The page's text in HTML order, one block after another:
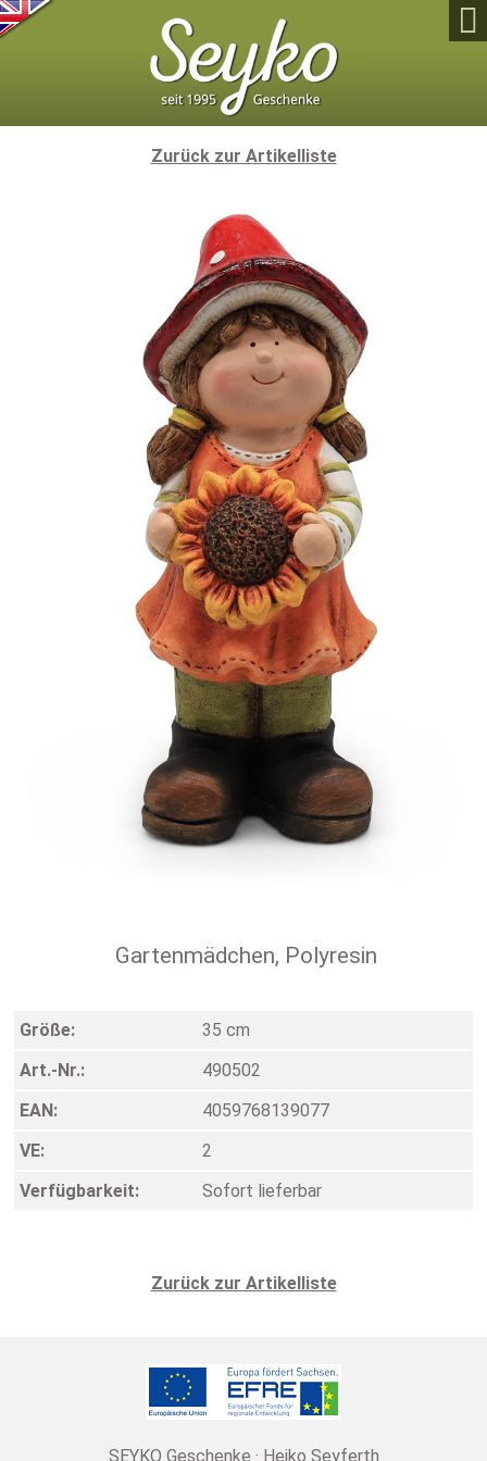

Zurück zur Artikelliste
Gartenmädchen, Polyresin
Größe:
35 cm
Art.-Nr.:
490502
EAN:
4059768139077
VE:
2
Verfügbarkeit:
Sofort lieferbar
Zurück zur Artikelliste
SEYKO Geschenke · Heiko Seyferth